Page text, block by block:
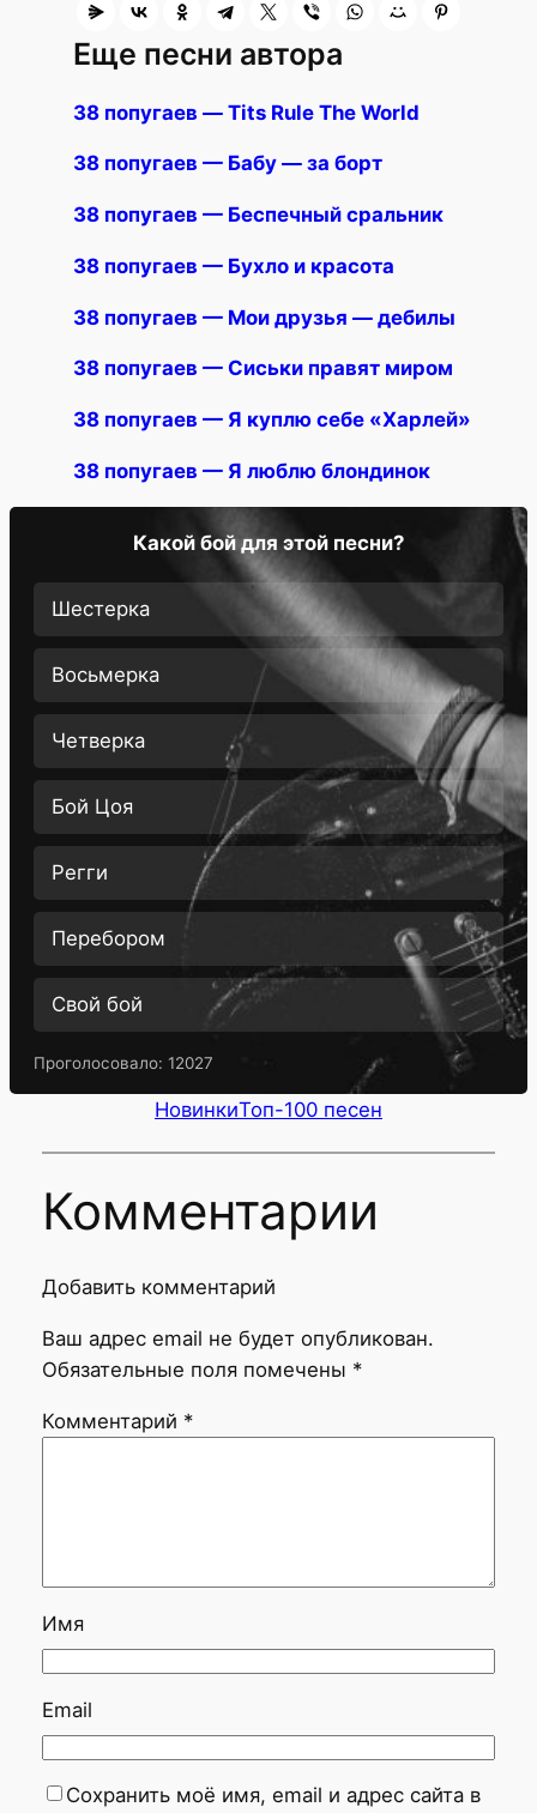
Еще песни автора
38 попугаев — Tits Rule The World
38 попугаев — Бабу — за борт
38 попугаев — Беспечный сральник
38 попугаев — Бухло и красота
38 попугаев — Мои друзья — дебилы
38 попугаев — Сиськи правят миром
38 попугаев — Я куплю себе «Харлей»
38 попугаев — Я люблю блондинок
Какой бой для этой песни?
Шестерка
Восьмерка
Четверка
Бой Цоя
Регги
Перебором
Свой бой
Проголосовало: 12027
НовинкиТоп-100 песен
Комментарии
Добавить комментарий
Ваш адрес email не будет опубликован.
Обязательные поля помечены *
Комментарий *
Имя
Email
Сохранить моё имя, email и адрес сайта в